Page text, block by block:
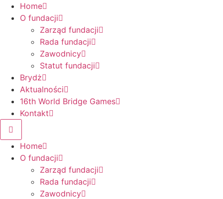
Home
O fundacji
Zarząd fundacji
Rada fundacji
Zawodnicy
Statut fundacji
Brydż
Aktualności
16th World Bridge Games
Kontakt
Home
O fundacji
Zarząd fundacji
Rada fundacji
Zawodnicy